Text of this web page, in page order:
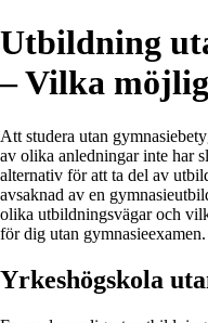
Utbildning
– Vilka
Att studera utan
av olika anledningar inte har
alternativ för att ta del av
avsaknad av en
olika utbildningsvägar och
för dig utan gymnasieexamen.
Yrkeshögskola